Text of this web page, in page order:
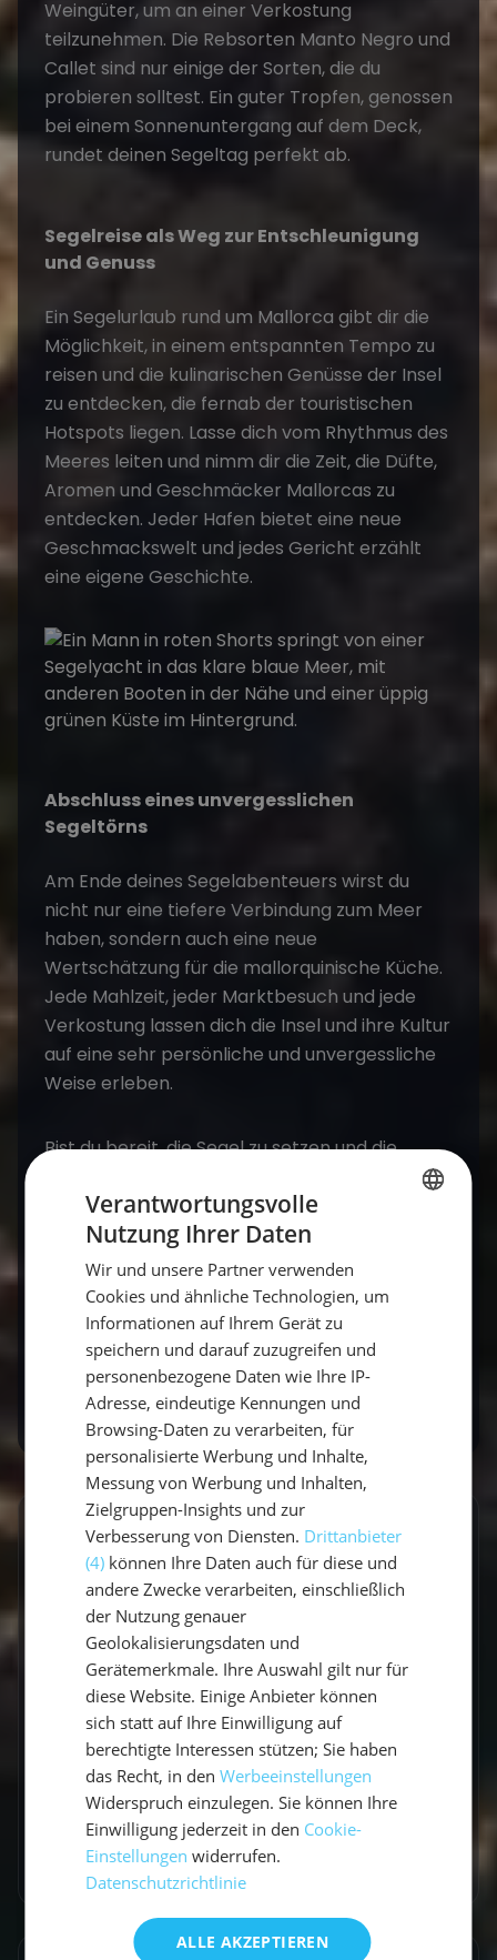
Weingüter, um an einer Verkostung
teilzunehmen. Die Rebsorten Manto Negro und
Callet sind nur einige der Sorten, die du
probieren solltest. Ein guter Tropfen, genossen
bei einem Sonnenuntergang auf dem Deck,
rundet deinen Segeltag perfekt ab.
Segelreise als Weg zur Entschleunigung
und Genuss
Ein Segelurlaub rund um Mallorca gibt dir die
Möglichkeit, in einem entspannten Tempo zu
reisen und die kulinarischen Genüsse der Insel
zu entdecken, die fernab der touristischen
Hotspots liegen. Lasse dich vom Rhythmus des
Meeres leiten und nimm dir die Zeit, die Düfte,
Aromen und Geschmäcker Mallorcas zu
entdecken. Jeder Hafen bietet eine neue
Geschmackswelt und jedes Gericht erzählt
eine eigene Geschichte.
Abschluss eines unvergesslichen
Segeltörns
Am Ende deines Segelabenteuers wirst du
nicht nur eine tiefere Verbindung zum Meer
haben, sondern auch eine neue
Wertschätzung für die mallorquinische Küche.
Jede Mahlzeit, jeder Marktbesuch und jede
Verkostung lassen dich die Insel und ihre Kultur
auf eine sehr persönliche und unvergessliche
Weise erleben.
Bist du bereit, die Segel zu setzen und die
entdecken? Ein Segelurlaub hier bietet dir die
einzigartige Kombination aus Abenteuer,
Entspannung und natürlich erstklassigen
gastronomischen Erlebnissen. Pack deine
Segelschuhe ein und mach dich bereit für eine
Reise, die deine Liebe zum Meer und zum Essen
neu entfachen wird.
GESCHRIEBEN VON
Claudia Grubert
Travel Influencerin & Segel-Expertin
Claudia ist begeisterte Travel Influencerin und
leidenschaftliche Seglerin. Auf unserem Blog
teilt sie ihre besten Reiseerlebnisse, fundierte
Revierberichte und praktisches Segelwissen
für dein nächstes Abenteuer auf dem Wasser.
Zum Autorenprofil→
Verantwortungsvolle
Nutzung Ihrer Daten
Wir und unsere Partner verwenden
Cookies und ähnliche Technologien, um
Informationen auf Ihrem Gerät zu
speichern und darauf zuzugreifen und
personenbezogene Daten wie Ihre IP-
Adresse, eindeutige Kennungen und
Browsing-Daten zu verarbeiten, für
personalisierte Werbung und Inhalte,
Messung von Werbung und Inhalten,
Zielgruppen-Insights und zur
Verbesserung von Diensten. Drittanbieter
(4) können Ihre Daten auch für diese und
andere Zwecke verarbeiten, einschließlich
der Nutzung genauer
Geolokalisierungsdaten und
Gerätemerkmale. Ihre Auswahl gilt nur für
diese Website. Einige Anbieter können
sich statt auf Ihre Einwilligung auf
berechtigte Interessen stützen; Sie haben
das Recht, in denWerbeeinstellungen
Widerspruch einzulegen. Sie können Ihre
Einwilligung jederzeit in den Cookie-
Einstellungen widerrufen.
Datenschutzrichtlinie
ALLE AKZEPTIEREN